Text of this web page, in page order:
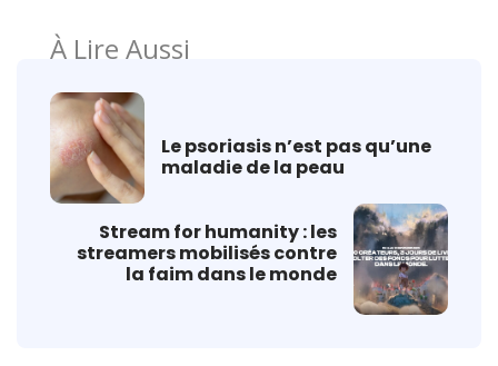
À Lire Aussi
Le psoriasis n’est pas qu’une
maladie de la peau
Stream for humanity : les
streamers mobilisés contre
la faim dans le monde